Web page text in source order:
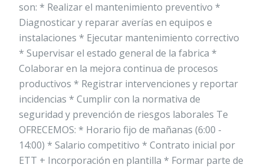
son: * Realizar el mantenimiento preventivo *
Diagnosticar y reparar averías en equipos e
instalaciones * Ejecutar mantenimiento correctivo
* Supervisar el estado general de la fabrica *
Colaborar en la mejora continua de procesos
productivos * Registrar intervenciones y reportar
incidencias * Cumplir con la normativa de
seguridad y prevención de riesgos laborales Te
OFRECEMOS: * Horario fijo de mañanas (6:00 -
14:00) * Salario competitivo * Contrato inicial por
ETT + Incorporación en plantilla * Formar parte de